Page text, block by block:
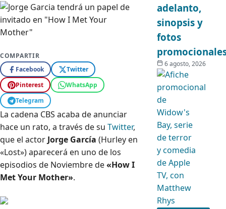
COMPARTIR
Facebook
Twitter
Pinterest
WhatsApp
Telegram
La cadena CBS acaba de anunciar
hace un rato, a través de su Twitter,
que el actor Jorge García (Hurley en
«Lost») aparecerá en uno de los
episodios de Noviembre de«How I
Met Your Mother».
adelanto,
sinopsis y
fotos
6 agosto, 2026